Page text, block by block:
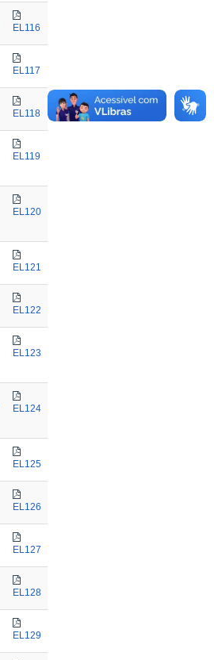
EL116
EL117
EL118
EL119
EL120
EL121
EL122
EL123
EL124
EL125
EL126
EL127
EL128
EL129